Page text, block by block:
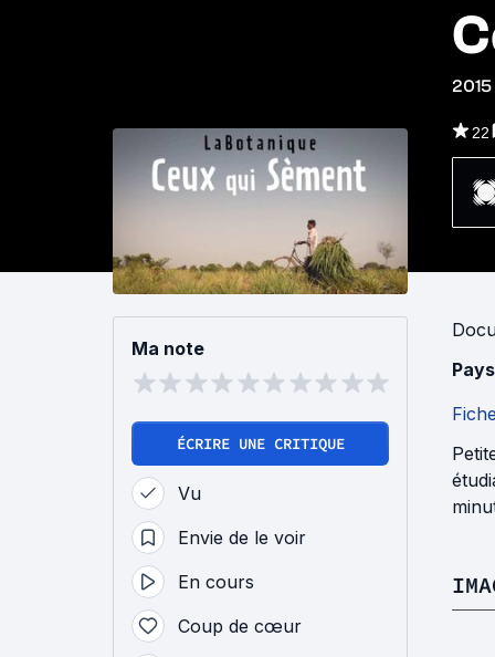
2015
22
Ma note
ÉCRIRE UNE CRITIQUE
Vu
Envie de le voir
En cours
Coup de cœur